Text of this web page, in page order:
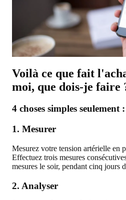
Voilà ce que fait
moi, que dois-je faire
4 choses simples seulement :
1. Mesurer
Mesurez votre tension artérielle en
Effectuez trois mesures
mesures le soir, pendant cinq jours
2. Analyser